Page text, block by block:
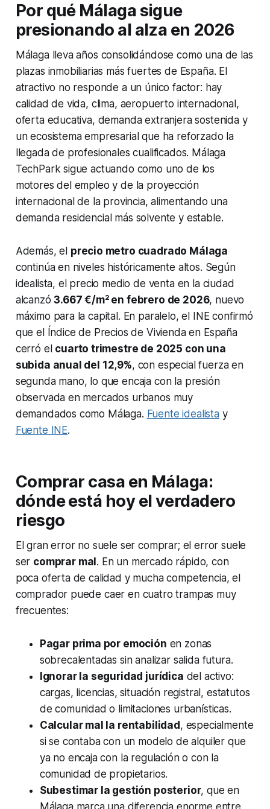
Por qué Málaga sigue
presionando al alza en 2026
Málaga lleva años consolidándose como una de las
plazas inmobiliarias más fuertes de España. El
atractivo no responde a un único factor: hay
calidad de vida, clima, aeropuerto internacional,
oferta educativa, demanda extranjera sostenida y
un ecosistema empresarial que ha reforzado la
llegada de profesionales cualificados. Málaga
TechPark sigue actuando como uno de los
motores del empleo y de la proyección
internacional de la provincia, alimentando una
demanda residencial más solvente y estable.
Además, el precio metro cuadrado Málaga
continúa en niveles históricamente altos. Según
idealista, el precio medio de venta en la ciudad
alcanzó3.667 €/m² en febrero de 2026, nuevo
máximo para la capital. En paralelo, el INE confirmó
que el Índice de Precios de Vivienda en España
cerró el cuarto trimestre de 2025 con una
subida anual del 12,9%, con especial fuerza en
segunda mano, lo que encaja con la presión
observada en mercados urbanos muy
demandados como Málaga. Fuente idealistay
Fuente INE.
Comprar casa en Málaga:
dónde está hoy el verdadero
riesgo
El gran error no suele ser comprar; el error suele
ser comprar mal . En un mercado rápido, con
poca oferta de calidad y mucha competencia, el
comprador puede caer en cuatro trampas muy
frecuentes:
Pagar prima por emoción en zonas
sobrecalentadas sin analizar salida futura.
Ignorar la seguridad jurídica del activo:
cargas, licencias, situación registral, estatutos
de comunidad o limitaciones urbanísticas.
Calcular mal la rentabilidad , especialmente
si se contaba con un modelo de alquiler que
ya no encaja con la regulación o con la
comunidad de propietarios.
Subestimar la gestión posterior, que en